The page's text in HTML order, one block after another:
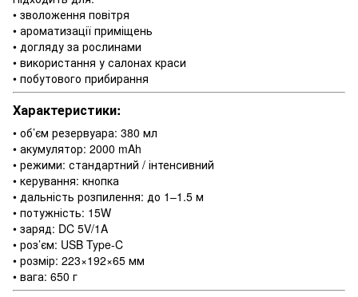
• зволоження повітря
• ароматизації приміщень
• догляду за рослинами
• використання у салонах краси
• побутового прибирання
Характеристики:
• об’єм резервуара: 380 мл
• акумулятор: 2000 mAh
• режими: стандартний / інтенсивний
• керування: кнопка
• дальність розпилення: до 1–1.5 м
• потужність: 15W
• заряд: DC 5V/1A
• роз’єм: USB Type-C
• розмір: 223×192×65 мм
• вага: 650 г